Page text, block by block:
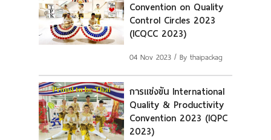
แผนที่
ร่วมงานกับเรา
Convention on Quality
Control Circles 2023
(ICQCC 2023)
04 Nov 2023 / By thaipackag
การแข่งขัน International
Quality & Productivity
Convention 2023 (IQPC
2023)